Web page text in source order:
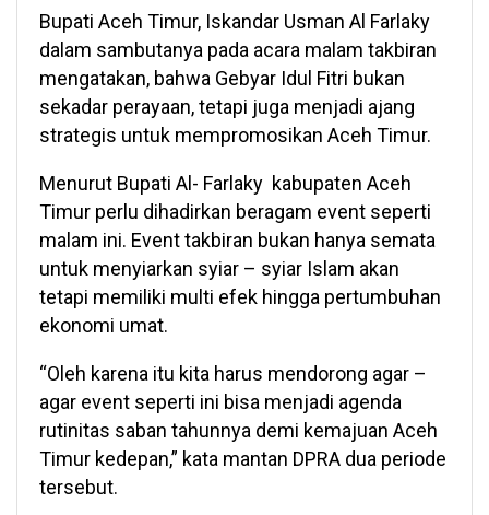
Bupati Aceh Timur, Iskandar Usman Al Farlaky
dalam sambutanya pada acara malam takbiran
mengatakan, bahwa Gebyar Idul Fitri bukan
sekadar perayaan, tetapi juga menjadi ajang
strategis untuk mempromosikan Aceh Timur.
Menurut Bupati Al- Farlaky kabupaten Aceh
Timur perlu dihadirkan beragam event seperti
malam ini. Event takbiran bukan hanya semata
untuk menyiarkan syiar – syiar Islam akan
tetapi memiliki multi efek hingga pertumbuhan
ekonomi umat.
“Oleh karena itu kita harus mendorong agar –
agar event seperti ini bisa menjadi agenda
rutinitas saban tahunnya demi kemajuan Aceh
Timur kedepan,” kata mantan DPRA dua periode
tersebut.